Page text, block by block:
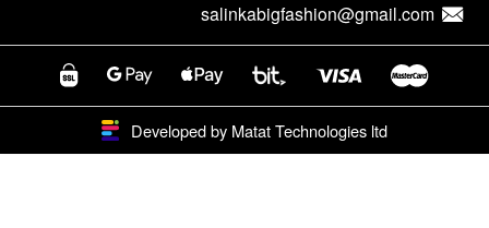
salinkabigfashion@gmail.com
Developed by Matat Technologies ltd